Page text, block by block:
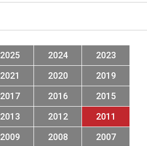
2025 2024
2023
2021 2020
2019
2017 2016
2015
2013 2012
2011
2009 2008 2007